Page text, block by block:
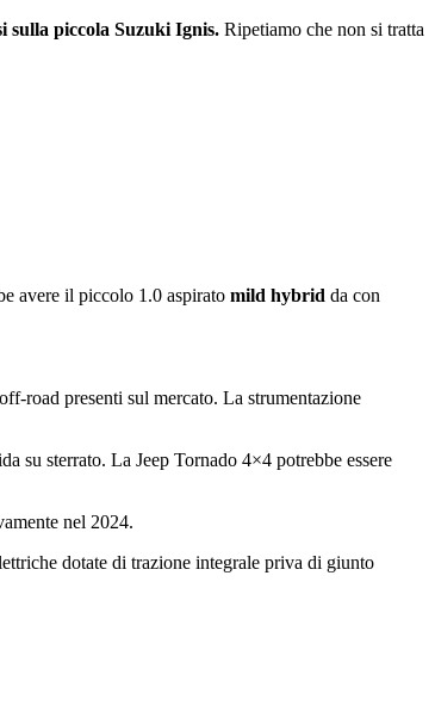
sulla piccola Suzuki Ignis. Ripetiamo che non si tratta
avere il piccolo 1.0 aspirato mild hybrid da con
road presenti sul mercato. La strumentazione
su sterrato. La Jeep Tornado 4×4 potrebbe essere
nel 2024.
dotate di trazione integrale priva di giunto